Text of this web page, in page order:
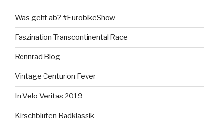
Was geht ab? #EurobikeShow
Faszination Transcontinental Race
Rennrad Blog
Vintage Centurion Fever
In Velo Veritas 2019
Kirschblüten Radklassik